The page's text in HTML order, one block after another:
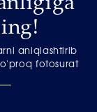
aniqlashtirib
fotosurat